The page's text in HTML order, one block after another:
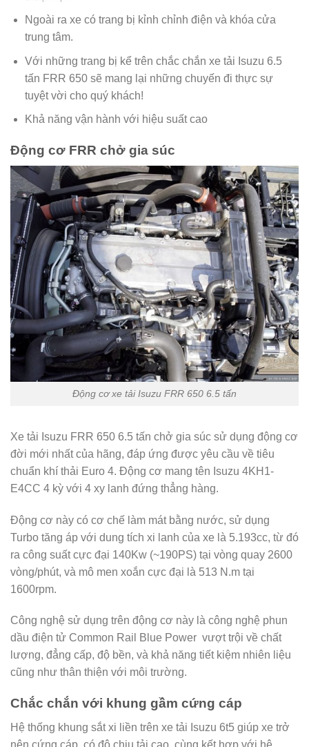
Ngoài ra xe có trang bị kỉnh chỉnh điện và khóa cửa
trung tâm.
Với những trang bị kể trên chắc chắn xe tải Isuzu 6.5
tấn FRR 650 sẽ mang lại những chuyến đi thực sự
tuyệt vời cho quý khách!
Khả năng vận hành với hiệu suất cao
Động cơ FRR chở gia súc
Động cơ xe tải Isuzu FRR 650 6.5 tấn
Xe tải Isuzu FRR 650 6.5 tấn chở gia súc sử dụng động cơ
đời mới nhất của hãng, đáp ứng được yêu cầu về tiêu
chuẩn khí thải Euro 4. Động cơ mang tên Isuzu 4KH1-
E4CC 4 kỳ với 4 xy lanh đứng thẳng hàng.
Động cơ này có cơ chế làm mát bằng nước, sử dụng
Turbo tăng áp với dung tích xi lanh của xe là 5.193cc, từ đó
ra công suất cực đại 140Kw (~190PS) tại vòng quay 2600
vòng/phút, và mô men xoắn cực đại là 513 N.m tại
1600rpm.
Công nghệ sử dụng trên động cơ này là công nghệ phun
dầu điện tử Common Rail Blue Power vượt trội về chất
lượng, đẳng cấp, độ bền, và khả năng tiết kiệm nhiên liệu
cũng như thân thiện với môi trường.
Chắc chắn với khung gầm cứng cáp
Hệ thống khung sắt xi liền trên xe tải Isuzu 6t5 giúp xe trở
nên cứng cáp, có độ chịu tải cao, cùng kết hợp với hệ